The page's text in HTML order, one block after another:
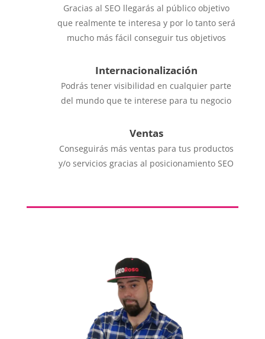
Gracias al SEO llegarás al público objetivo
que realmente te interesa y por lo tanto será
mucho más fácil conseguir tus objetivos
Internacionalización
Podrás tener visibilidad en cualquier parte
del mundo que te interese para tu negocio
Ventas
Conseguirás más ventas para tus productos
y/o servicios gracias al posicionamiento SEO